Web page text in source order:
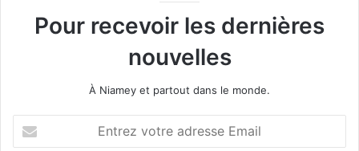
Pour recevoir les dernières
nouvelles
À Niamey et partout dans le monde.